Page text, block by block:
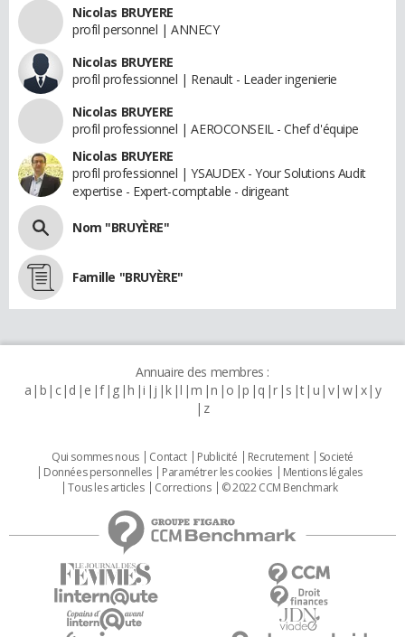
Nicolas BRUYERE
profil personnel | ANNECY
Nicolas BRUYERE
profil professionnel | Renault - Leader ingenierie
Nicolas BRUYERE
profil professionnel | AEROCONSEIL - Chef d'équipe
Nicolas BRUYERE
profil professionnel | YSAUDEX - Your Solutions Audit
expertise - Expert-comptable - dirigeant
Nom "BRUYÈRE"
Famille "BRUYÈRE"
Annuaire des membres :
a b c d e f g h i j k l m n o p q r s t u v w x y
z
Qui sommes nous Contact Publicité Recrutement
Societé
Données personnelles
Paramétrer les cookies
Mentions légales
Tous les articles
Corrections © 2022 CCM Benchmark